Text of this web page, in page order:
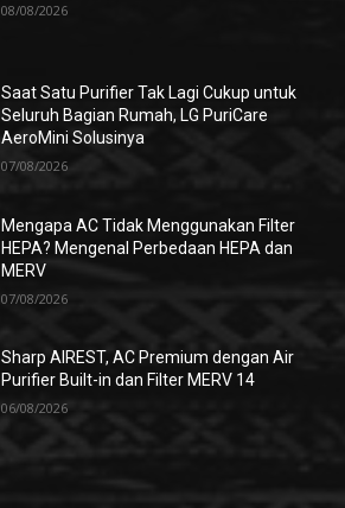
08/08/2026
Saat Satu Purifier Tak Lagi Cukup untuk
Seluruh Bagian Rumah, LG PuriCare
AeroMini Solusinya
07/08/2026
Mengapa AC Tidak Menggunakan Filter
HEPA? Mengenal Perbedaan HEPA dan
MERV
07/08/2026
Sharp AIREST, AC Premium dengan Air
Purifier Built-in dan Filter MERV 14
06/08/2026